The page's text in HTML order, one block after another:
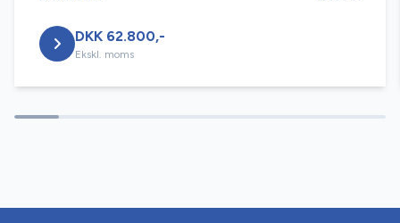
USB tilslutning
DKK 62.800,-
Ekskl. moms